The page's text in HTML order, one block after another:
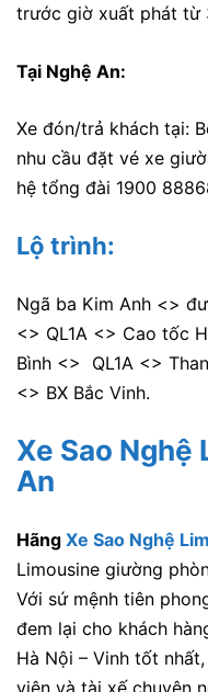
trước giờ xuất phát từ
Tại Nghệ An:
Xe đón/trả khách tại:
nhu cầu đặt vé xe
hệ tổng đài 1900
Lộ trình:
Ngã ba Kim Anh <>
<> QL1A <> Cao tốc
Bình <> QL1A <>
<> BX Bắc Vinh.
Xe Sao Nghệ
An
Hãng Xe Sao Nghệ
Limousine giường
Với sứ mệnh tiên
đem lại cho khách
Hà Nội – Vinh tốt